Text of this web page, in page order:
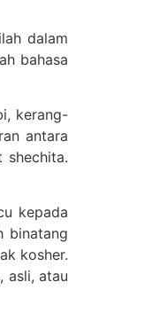
bahasa
kerang-
antara
shechita.
binatang
kosher.
asli, atau